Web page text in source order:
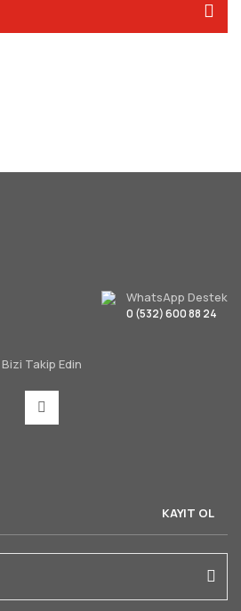
WhatsApp Destek
0 (532) 600 88 24
Bizi Takip Edin
KAYIT OL